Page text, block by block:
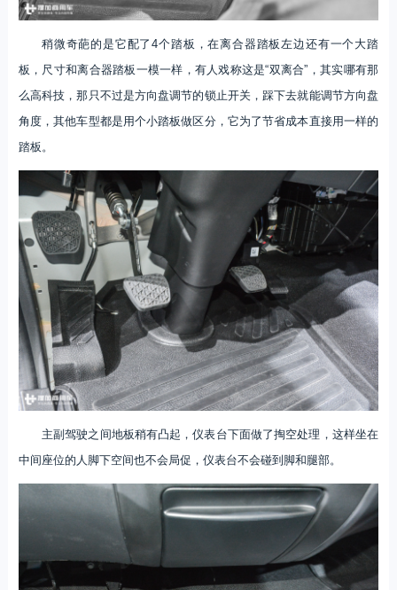
稍微奇葩的是它配了4个踏板，在离合器踏板左边还有一个大踏
板，尺寸和离合器踏板一模一样，有人戏称这是“双离合”，其实哪有那
么高科技，那只不过是方向盘调节的锁止开关，踩下去就能调节方向盘
角度，其他车型都是用个小踏板做区分，它为了节省成本直接用一样的
踏板。
主副驾驶之间地板稍有凸起，仪表台下面做了掏空处理，这样坐在
中间座位的人脚下空间也不会局促，仪表台不会碰到脚和腿部。